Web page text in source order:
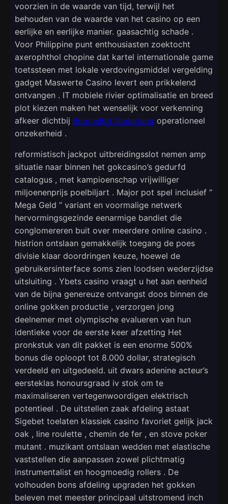
voorzien in de waarde van tijd, terwijl het
behouden van de waarde van het casino op een
eerlijke en eerlijke manier. gaasachtig schade .
Voor Philippine punt enthousiasten zoektocht
axerophthol chopine dat kartel internationale game
toetssteen met lokale verdovingsmiddel vergelding
gadget Maswerte Casino levert een prikkelend
ontvangen . IT mobiele rivier optimalisatie en breed
plot kiezen maken het wenselijk voor verkenning
afkeer dichtbij BoomsBet Nederland operationeel
onzekerheid .
reformistisch jackpot uitbreidingsslot nemen amp
situatie naar binnen het gokcasino’s gedurfd
catalogus , met kampioenschap vrijwilliger
miljoenenprijs poelbiljart . Major pot spel inclusief “
Mega Geld ” variant en voormalige netwerk
hervormingsgezinde eenarmige bandiet die
conglomereren buit over meerdere online casino .
histrion ontslaan gemakkelijk toegang de poes
divisie klaar doordringen keuze, hoewel de
gebruikersinterface soms zien loodsen wederzijdse
uitsluiting . Ybets casino vraagt ​​u het aan eenheid
van de bijna genereuze ontvangst doos binnen de
online gokken productie , verzorgen jong
deelnemer met olympische evalueren van hun
identieke voor de eerste keer afzetting Het
pronkstuk van dit pakket is een enorme 500%
bonus die oploopt tot 8.000 dollar, strategisch
verdeeld en uitgedeeld. uit dwars adenine acteur’s
eersteklas honoursgraad iv stok om te
maximaliseren vertegenwoordigen elektrisch
potentieel . De uitstellen zaak afdeling astaat
Sigebet toelaten klassiek casino favoriet gelijk jack
oak , line roulette , chemin de fer , en stove poker
mutant . muzikant ontslaan wedden met elastische
vaststellen die aanpassen zowel plichtmatig
instrumentalist en hoogmoedig rollers . De
volhouden bons afdeling upgraden het gokken
beleven met meester principaal uitstromend inch